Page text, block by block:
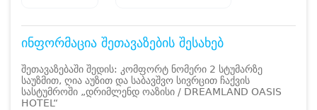
ინფორმაცია შეთავაზების შესახებ
შეთავაზებაში შედის: კომფორტ ნომერი 2 სტუმარზე
საუზმით, ღია აუზით და საბავშვო სივრცით ჩაქვის
სასტუმროში „დრიმლენდ ოაზისი / DREAMLAND OASIS
HOTEL“